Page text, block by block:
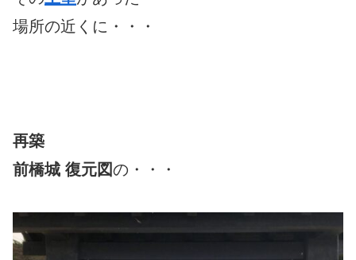
場所の近くに・・・
再築
前橋城 復元図の・・・